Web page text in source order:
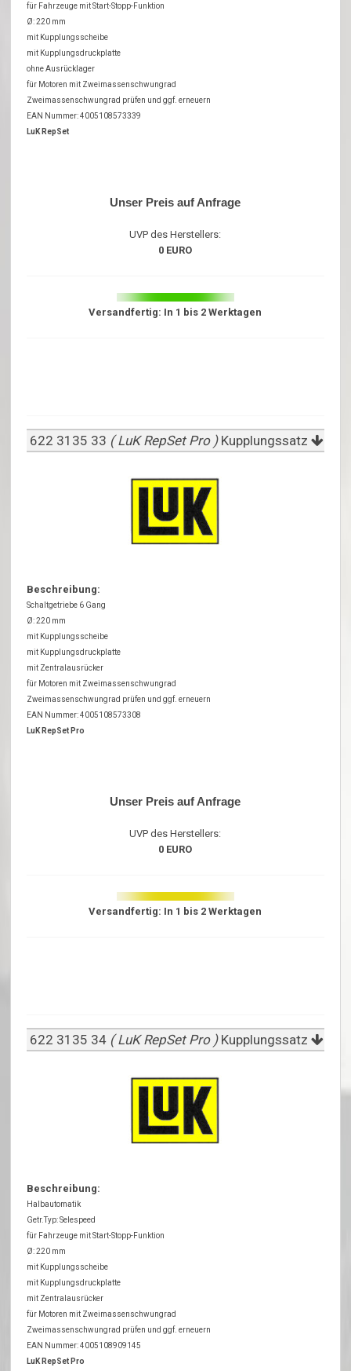
für Fahrzeuge mit Start-Stopp-Funktion
Ø: 220 mm
mit Kupplungsscheibe
mit Kupplungsdruckplatte
ohne Ausrücklager
für Motoren mit Zweimassenschwungrad
Zweimassenschwungrad prüfen und ggf. erneuern
EAN Nummer: 4005108573339
LuK RepSet
Unser Preis auf Anfrage
UVP des Herstellers:
0 EURO
Versandfertig: In 1 bis 2 Werktagen
622 3135 33 ( LuK RepSet Pro ) Kupplungssatz
Beschreibung:
Schaltgetriebe 6 Gang
Ø: 220 mm
mit Kupplungsscheibe
mit Kupplungsdruckplatte
mit Zentralausrücker
für Motoren mit Zweimassenschwungrad
Zweimassenschwungrad prüfen und ggf. erneuern
EAN Nummer: 4005108573308
LuK RepSet Pro
Unser Preis auf Anfrage
UVP des Herstellers:
0 EURO
Versandfertig: In 1 bis 2 Werktagen
622 3135 34 ( LuK RepSet Pro ) Kupplungssatz
Beschreibung:
Halbautomatik
Getr.Typ: Selespeed
für Fahrzeuge mit Start-Stopp-Funktion
Ø: 220 mm
mit Kupplungsscheibe
mit Kupplungsdruckplatte
mit Zentralausrücker
für Motoren mit Zweimassenschwungrad
Zweimassenschwungrad prüfen und ggf. erneuern
EAN Nummer: 4005108909145
LuK RepSet Pro